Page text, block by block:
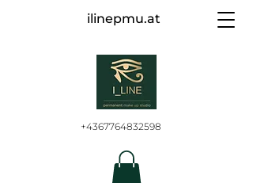
ilinepmu.at
+4367764832598